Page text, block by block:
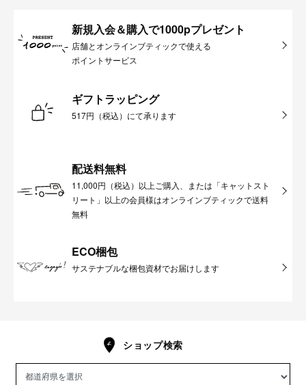
新規入会＆購入で1000pプレゼント
店舗とオンラインブティックで使える
ポイントサービス
ギフトラッピング
517円（税込）にて承ります
配送料無料
11,000円（税込）以上ご購入、または「キャットスト
リート」以上の会員様はオンラインブティックで送料
無料
ECO梱包
サステナブルな梱包資材でお届けします
ショップ検索